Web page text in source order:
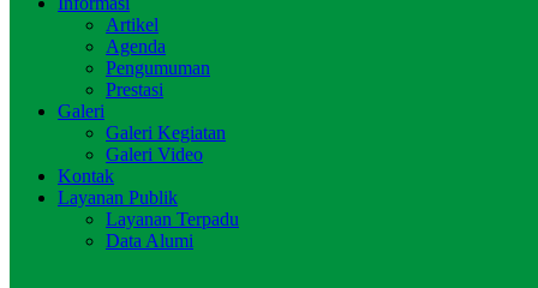
Artikel
Agenda
Pengumuman
Prestasi
Galeri
Galeri Kegiatan
Galeri Video
Kontak
Layanan Publik
Layanan Terpadu
Data Alumi